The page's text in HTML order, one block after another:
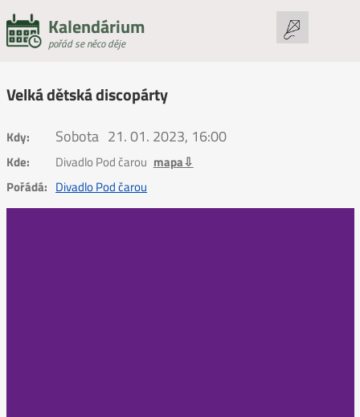
Kalendárium
pořád se něco děje
Velká dětská discopárty
Kdy: Sobota 21. 01. 2023, 16:00
Kde: Divadlo Pod čarou mapa⇩
Pořádá: Divadlo Pod čarou